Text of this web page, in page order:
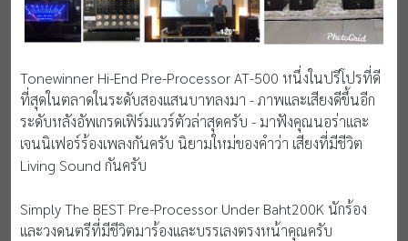
Tonewinner Hi-End Pre-Processor AT-500 หนึ่งในปรีโปรที่ดี
ที่สุดในตลาดในระดับสองแสนบาทลงมา - ภาพและเสียงดีขึ้นอีก
ระดับหลังอัพเกรดเฟิร์มแวร์ตัวล่าสุดครับ - มาฟังคุณนอร่าและ
เจนนิเฟอร์ร้องเพลงกันครับ นิยามใหม่ของคำว่า เสียงที่มีชีวิต
Living Sound กันครับ
Simply The BEST Pre-Processor Under Baht200K นักร้อง
และวงดนตรีที่มีชีวิตมาร้องและบรรเลงตรงหน้าคุณครับ